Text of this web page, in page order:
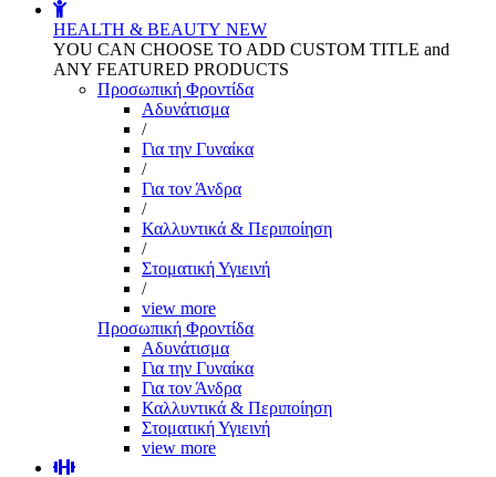
HEALTH & BEAUTY NEW
YOU CAN CHOOSE TO ADD CUSTOM TITLE and
ANY FEATURED PRODUCTS
Προσωπική Φροντίδα
Αδυνάτισμα
/
Για την Γυναίκα
/
Για τον Άνδρα
/
Καλλυντικά & Περιποίηση
/
Στοματική Υγιεινή
/
view more
Προσωπική Φροντίδα
Αδυνάτισμα
Για την Γυναίκα
Για τον Άνδρα
Καλλυντικά & Περιποίηση
Στοματική Υγιεινή
view more